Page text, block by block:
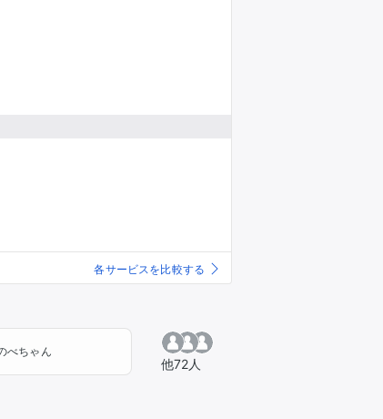
各サービスを比較する
べちゃん
他72人